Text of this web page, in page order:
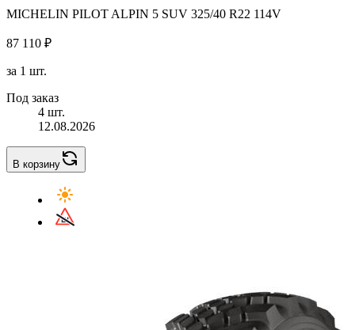
MICHELIN PILOT ALPIN 5 SUV 325/40 R22 114V
87 110 ₽
за 1 шт.
Под заказ
4 шт.
12.08.2026
В корзину